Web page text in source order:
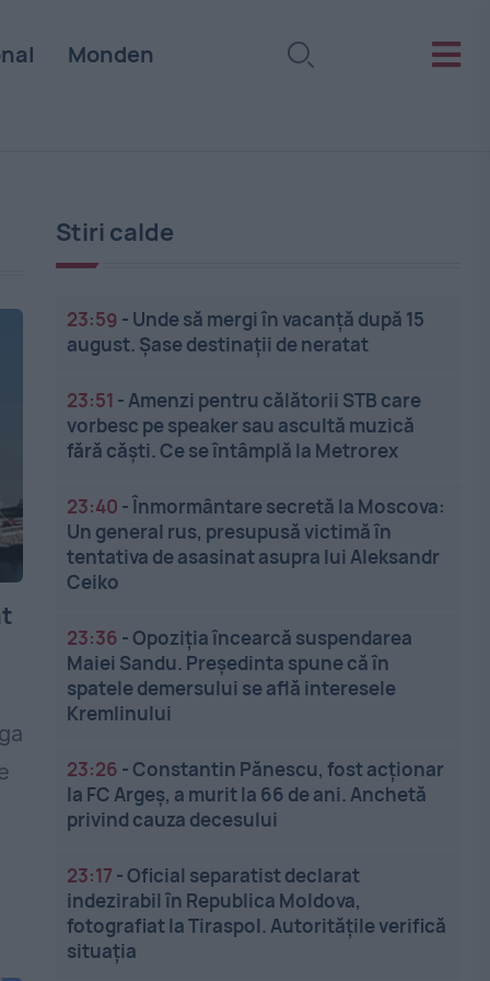
Monden
Stiri calde
23:59 - Unde să mergi în vacanță după 15
august. Șase destinații de neratat
23:51 -Amenzi pentru călătorii STB care
vorbesc pe speaker sau ascultă muzică
fără căști. Ce se întâmplă la Metrorex
23:40 -Înmormântare secretă la Moscova:
Un general rus, presupusă victimă în
tentativa de asasinat asupra lui Aleksandr
Ceiko
23:36 -Opoziția încearcă suspendarea
Maiei Sandu. Președinta spune că în
spatele demersului se află interesele
Kremlinului
23:26 -Constantin Pănescu, fost acționar
la FC Argeș, a murit la 66 de ani. Anchetă
privind cauza decesului
23:17 -Oficial separatist declarat
indezirabil în Republica Moldova,
fotografiat la Tiraspol. Autoritățile verifică
situația